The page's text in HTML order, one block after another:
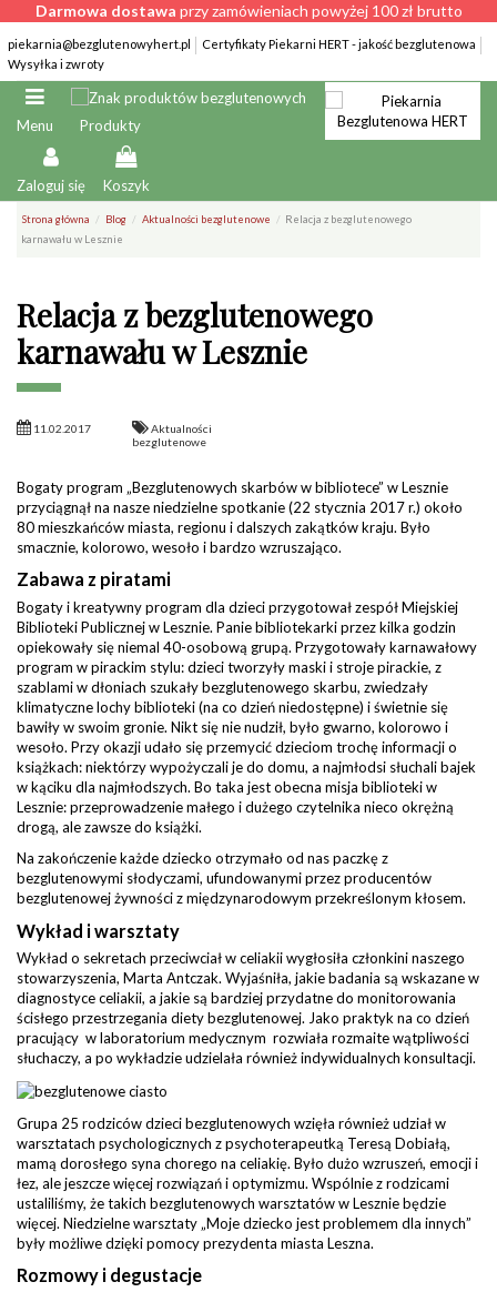
Darmowa dostawa przy zamówieniach powyżej 100 zł brutto
piekarnia@bezglutenowyhert.pl
Certyfikaty Piekarni HERT - jakość bezglutenowa
Wysyłka i zwroty
Menu Produkty
Zaloguj się Koszyk
Strona główna Blog Aktualności bezglutenowe
Relacja z bezglutenowego
karnawału w Lesznie
Relacja z bezglutenowego
karnawału w Lesznie
11.02.2017
Aktualności
bezglutenowe
Bogaty program „Bezglutenowych skarbów w bibliotece” w Lesznie
przyciągnął na nasze niedzielne spotkanie (22 stycznia 2017 r.) około
80 mieszkańców miasta, regionu i dalszych zakątków kraju. Było
smacznie, kolorowo, wesoło i bardzo wzruszająco.
Zabawa z piratami
Bogaty i kreatywny program dla dzieci przygotował zespół Miejskiej
Biblioteki Publicznej w Lesznie. Panie bibliotekarki przez kilka godzin
opiekowały się niemal 40-osobową grupą. Przygotowały karnawałowy
program w pirackim stylu: dzieci tworzyły maski i stroje pirackie, z
szablami w dłoniach szukały bezglutenowego skarbu, zwiedzały
klimatyczne lochy biblioteki (na co dzień niedostępne) i świetnie się
bawiły w swoim gronie. Nikt się nie nudził, było gwarno, kolorowo i
wesoło. Przy okazji udało się przemycić dzieciom trochę informacji o
książkach: niektórzy wypożyczali je do domu, a najmłodsi słuchali bajek
w kąciku dla najmłodszych. Bo taka jest obecna misja biblioteki w
Lesznie: przeprowadzenie małego i dużego czytelnika nieco okrężną
drogą, ale zawsze do książki.
Na zakończenie każde dziecko otrzymało od nas paczkę z
bezglutenowymi słodyczami, ufundowanymi przez producentów
bezglutenowej żywności z międzynarodowym przekreślonym kłosem.
Wykład i warsztaty
Wykład o sekretach przeciwciał w celiakii wygłosiła członkini naszego
stowarzyszenia, Marta Antczak. Wyjaśniła, jakie badania są wskazane w
diagnostyce celiakii, a jakie są bardziej przydatne do monitorowania
ścisłego przestrzegania diety bezglutenowej. Jako praktyk na co dzień
pracujący w laboratorium medycznym rozwiała rozmaite wątpliwości
słuchaczy, a po wykładzie udzielała również indywidualnych konsultacji.
Grupa 25 rodziców dzieci bezglutenowych wzięła również udział w
warsztatach psychologicznych z psychoterapeutką Teresą Dobiałą,
mamą dorosłego syna chorego na celiakię. Było dużo wzruszeń, emocji i
łez, ale jeszcze więcej rozwiązań i optymizmu. Wspólnie z rodzicami
ustaliliśmy, że takich bezglutenowych warsztatów w Lesznie będzie
więcej. Niedzielne warsztaty „Moje dziecko jest problemem dla innych”
były możliwe dzięki pomocy prezydenta miasta Leszna.
Rozmowy i degustacje